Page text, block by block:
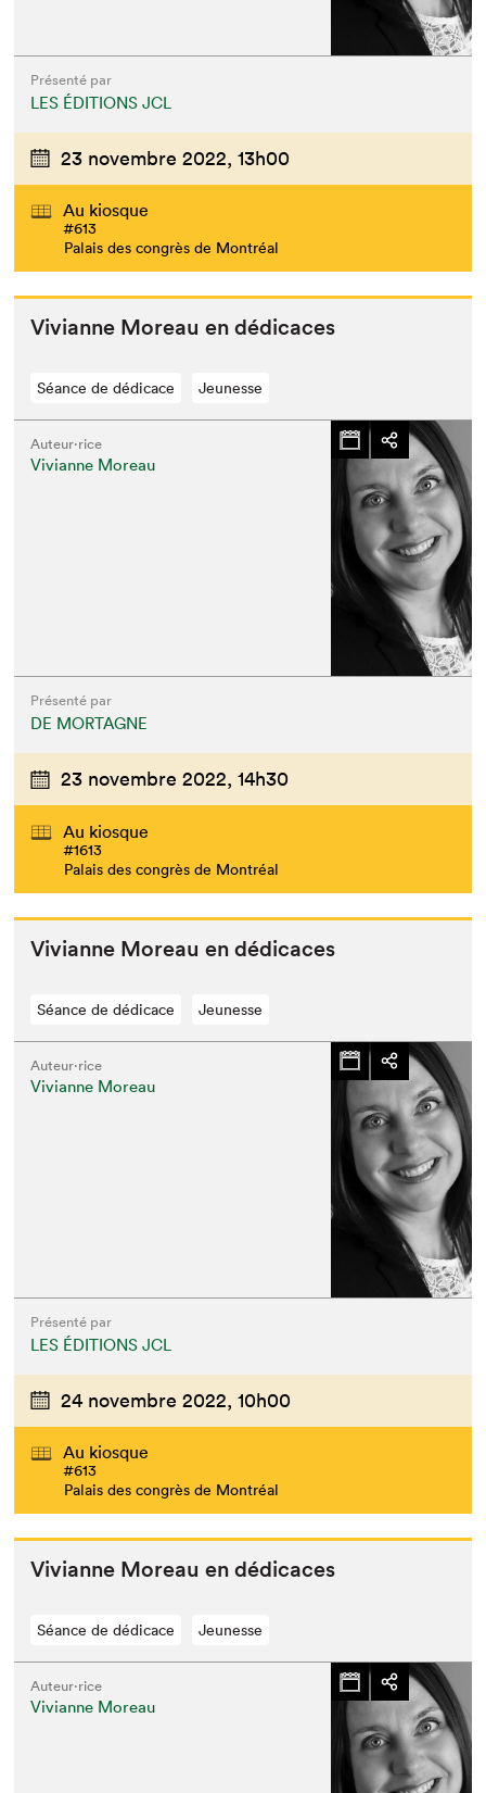
Présenté par
LES ÉDITIONS JCL
23 novembre 2022, 13h00
Au kiosque
#613
Palais des congrès de Montréal
Vivianne More­au en dédicaces
Séance de dédicace Jeunesse
Auteur·rice
Vivianne Moreau
Présenté par
DE MORTAGNE
23 novembre 2022, 14h30
Au kiosque
#1613
Palais des congrès de Montréal
Vivianne More­au en dédicaces
Séance de dédicace Jeunesse
Auteur·rice
Vivianne Moreau
Présenté par
LES ÉDITIONS JCL
24 novembre 2022, 10h00
Au kiosque
#613
Palais des congrès de Montréal
Vivianne More­au en dédicaces
Séance de dédicace Jeunesse
Auteur·rice
Vivianne Moreau